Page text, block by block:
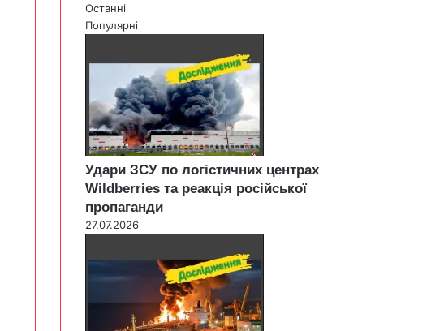
Останні
Популярні
Удари ЗСУ по логістичних центрах
Wildberries та реакція російської
пропаганди
27.07.2026